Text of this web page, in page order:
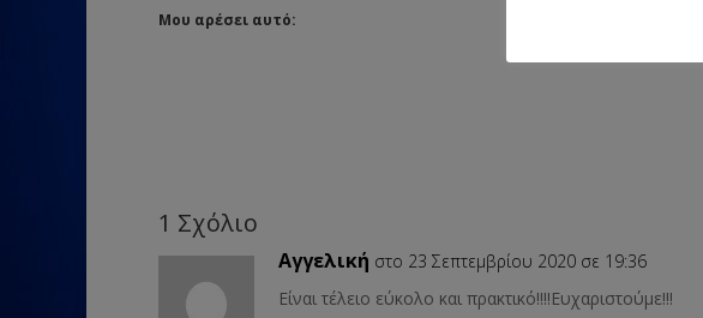
Μου αρέσει αυτό:
1 Σχόλιο
Αγγελική στο 23 Σεπτεμβρίου 2020 σε 19:36
Είναι τέλειο εύκολο και πρακτικό!!!!Ευχαριστούμε!!!